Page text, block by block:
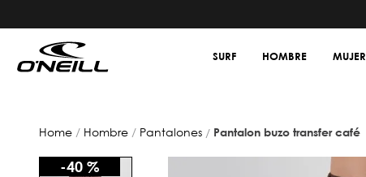
SURF HOMBRE MUJER
hombre pantalones pantalon buzo transfer café
-40 %